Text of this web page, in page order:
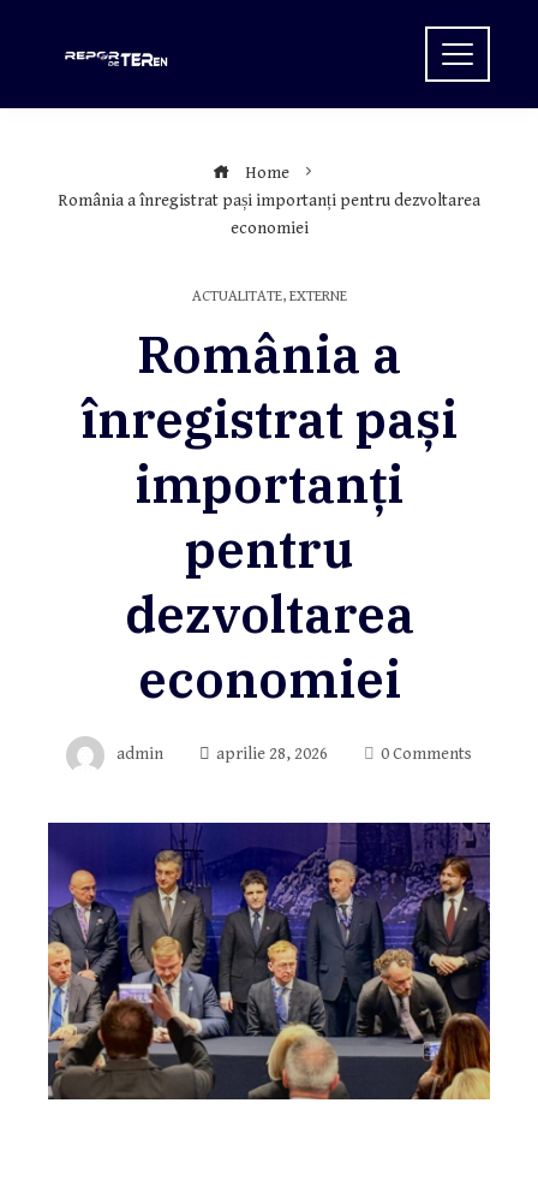
Home
România a înregistrat pași importanți pentru dezvoltarea
economiei
ACTUALITATE, EXTERNE
România a
înregistrat pași
importanți
pentru
dezvoltarea
economiei
admin aprilie 28, 2026 0 Comments